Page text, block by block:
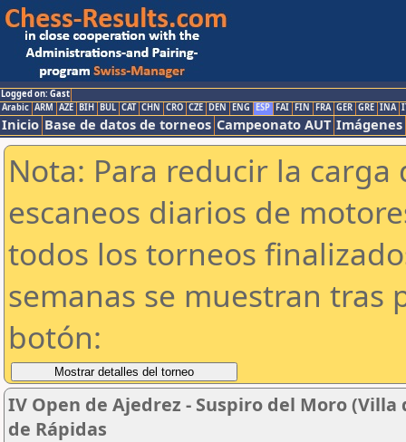
Logged on: Gast
Arabic ARM AZE BIH BUL CAT CHN CRO CZE DEN ENG ESP FAI FIN FRA GER GRE INA
Inicio Base de datos de torneos Campeonato AUT Imágenes
Nota: Para reducir la
escaneos diarios de
todos los torneos
semanas se muestran tras
botón:
IV Open de Ajedrez - Suspiro del Moro
de Rápidas